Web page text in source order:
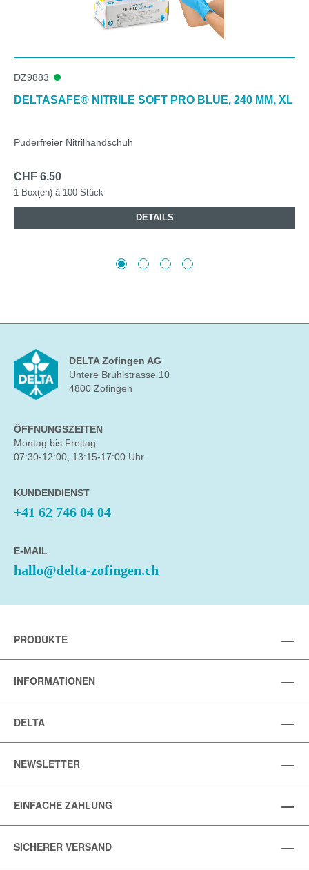
DZ9883
DELTASAFE® NITRILE SOFT PRO BLUE, 240 MM, XL
Puderfreier Nitrilhandschuh
CHF 6.50
1 Box(en) à 100 Stück
DETAILS
DELTA Zofingen AG
Untere Brühlstrasse 10
4800 Zofingen
ÖFFNUNGSZEITEN
Montag bis Freitag
07:30-12:00, 13:15-17:00 Uhr
KUNDENDIENST
+41 62 746 04 04
E-MAIL
hallo@delta-zofingen.ch
PRODUKTE
INFORMATIONEN
DELTA
NEWSLETTER
EINFACHE ZAHLUNG
SICHERER VERSAND